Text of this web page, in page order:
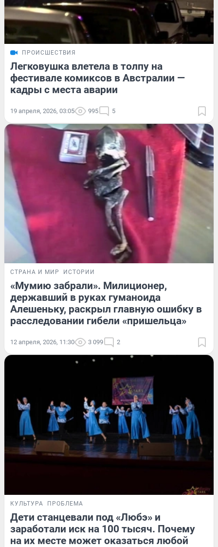
ПРОИСШЕСТВИЯ
Легковушка влетела в толпу на
фестивале комиксов в Австралии —
кадры с места аварии
19 апреля, 2026, 03:05 995 5
СТРАНА И МИР ИСТОРИИ
«Мумию забрали». Милиционер,
державший в руках гуманоида
Алешеньку, раскрыл главную ошибку в
расследовании гибели «пришельца»
12 апреля, 2026, 11:30 3 099 2
КУЛЬТУРА ПРОБЛЕМА
Дети станцевали под «Любэ» и
заработали иск на 100 тысяч. Почему
на их месте может оказаться любой